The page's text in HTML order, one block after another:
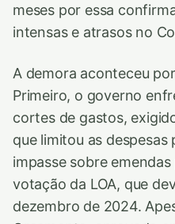
meses por essa
intensas e atrasos no
A demora aconteceu
Primeiro, o governo
cortes de gastos,
que limitou as despesas
impasse sobre
votação da LOA, que
dezembro de 2024.